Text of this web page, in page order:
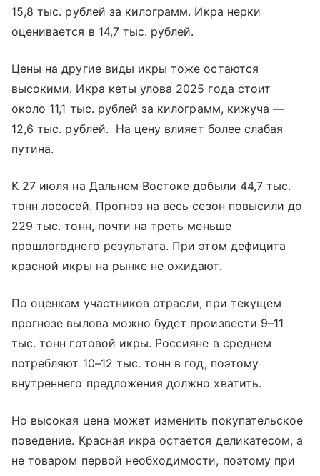
15,8 тыс. рублей за килограмм. Икра нерки
оценивается в 14,7 тыс. рублей.
Цены на другие виды икры тоже остаются
высокими. Икра кеты улова 2025 года стоит
около 11,1 тыс. рублей за килограмм, кижуча —
12,6 тыс. рублей. На цену влияет более слабая
путина.
К 27 июля на Дальнем Востоке добыли 44,7 тыс.
тонн лососей. Прогноз на весь сезон повысили до
229 тыс. тонн, почти на треть меньше
прошлогоднего результата. При этом дефицита
красной икры на рынке не ожидают.
По оценкам участников отрасли, при текущем
прогнозе вылова можно будет произвести 9–11
тыс. тонн готовой икры. Россияне в среднем
потребляют 10–12 тыс. тонн в год, поэтому
внутреннего предложения должно хватить.
Но высокая цена может изменить покупательское
поведение. Красная икра остается деликатесом, а
не товаром первой необходимости, поэтому при